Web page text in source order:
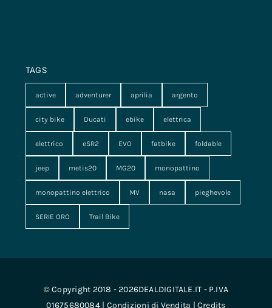
TAGS
active adventurer aprilia argento
city bike Ducati ebike elettrica
elettrico eSR2 EVO fatbike foldable
jeep metis20 MG20 monopattino
monopattino elettrico MV nasa pieghevole
SERIE ORO Trail Bike
© Copyright 2018 - 2026DEALDIGITALE.IT - P.IVA
01675680084 | Condizioni di Vendita Credits